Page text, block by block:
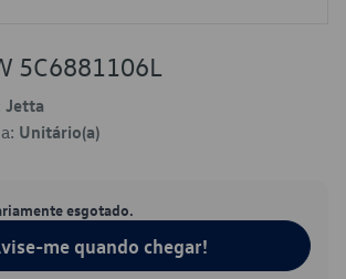
5C6881106L
Jetta
Unitário(a)
esgotado.
me quando chegar!